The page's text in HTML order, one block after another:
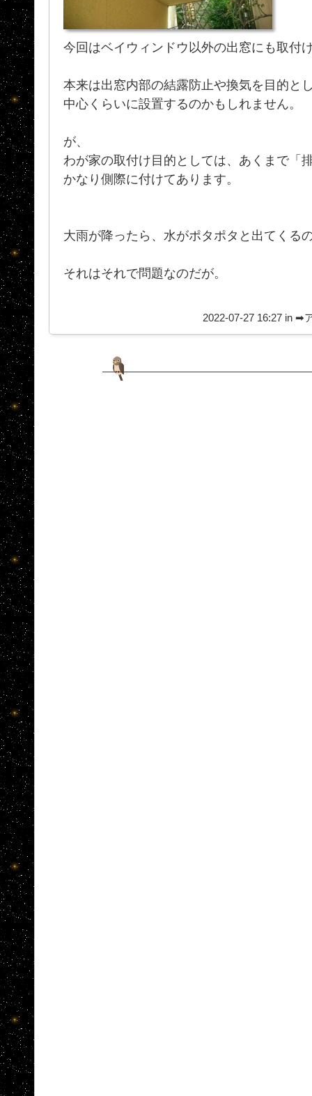
今回はベイウィンドウ以外の出窓にも取付
本来は出窓内部の結露防止や換気を目的と
中心くらいに設置するのかもしれません。
が、
わが家の取付け目的としては、あくまで「
かなり側際に付けてあります。
大雨が降ったら、水がポタポタと出てく
それはそれで問題なのだが。
2022-07-27 16:27 in ➡